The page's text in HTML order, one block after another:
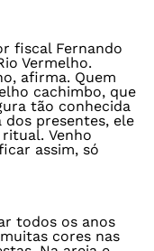
fiscal Fernando
Vermelho.
afirma. Quem
cachimbo, que
tão conhecida
dos presentes, ele
Venho
assim, só
todos os anos
cores nas